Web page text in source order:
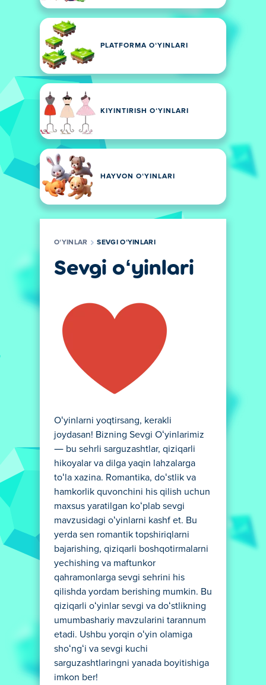
PLATFORMA OʻYINLARI
KIYINTIRISH OʻYINLARI
HAYVON OʻYINLARI
OʻYINLAR SEVGI OʻYINLARI
Sevgi oʻyinlari
Oʻyinlarni yoqtirsang, kerakli
joydasan! Bizning Sevgi Oʻyinlarimiz
— bu sehrli sarguzashtlar, qiziqarli
hikoyalar va dilga yaqin lahzalarga
toʻla xazina. Romantika, doʻstlik va
hamkorlik quvonchini his qilish uchun
maxsus yaratilgan koʻplab sevgi
mavzusidagi oʻyinlarni kashf et. Bu
yerda sen romantik topshiriqlarni
bajarishing, qiziqarli boshqotirmalarni
yechishing va maftunkor
qahramonlarga sevgi sehrini his
qilishda yordam berishing mumkin. Bu
qiziqarli oʻyinlar sevgi va doʻstlikning
umumbashariy mavzularini tarannum
etadi. Ushbu yorqin oʻyin olamiga
shoʻngʻi va sevgi kuchi
sarguzashtlaringni yanada boyitishiga
imkon ber!